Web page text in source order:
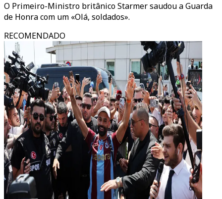
O Primeiro-Ministro britânico Starmer saudou a Guarda
de Honra com um «Olá, soldados».
RECOMENDADO